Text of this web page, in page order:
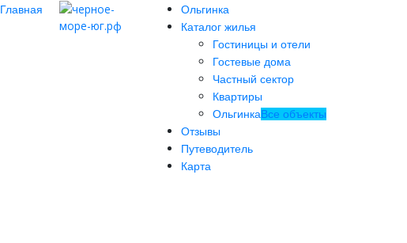
Главная
Ольгинка
Каталог жилья
Гостиницы и отели
Гостевые дома
Частный сектор
Квартиры
ОльгинкаВсе объекты
Отзывы
Путеводитель
Карта